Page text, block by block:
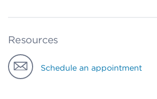
Resources
Schedule an appointment